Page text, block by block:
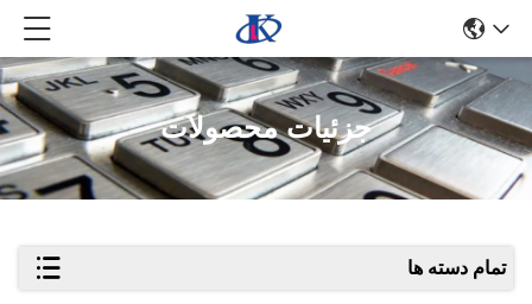
جزئیات محصولات
تمام دسته ها